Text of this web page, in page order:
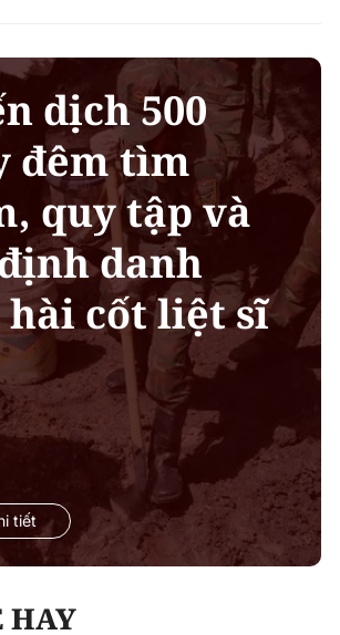
dịch 500
đêm tìm
quy tập và
danh
cốt liệt sĩ
tiết
HAY